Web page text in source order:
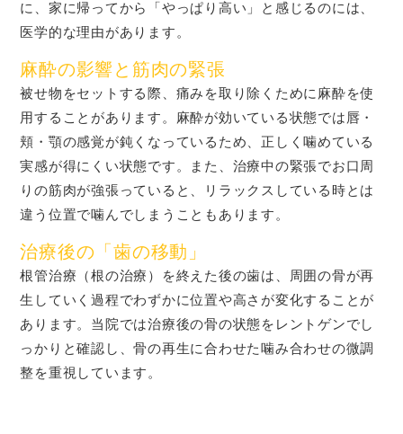
に、家に帰ってから「やっぱり高い」と感じるのには、
医学的な理由があります。
麻酔の影響と筋肉の緊張
被せ物をセットする際、痛みを取り除くために麻酔を使
用することがあります。麻酔が効いている状態では唇・
頬・顎の感覚が鈍くなっているため、正しく噛めている
実感が得にくい状態です。また、治療中の緊張でお口周
りの筋肉が強張っていると、リラックスしている時とは
違う位置で噛んでしまうこともあります。
治療後の「歯の移動」
根管治療（根の治療）を終えた後の歯は、周囲の骨が再
生していく過程でわずかに位置や高さが変化することが
あります。当院では治療後の骨の状態をレントゲンでし
っかりと確認し、骨の再生に合わせた噛み合わせの微調
整を重視しています。